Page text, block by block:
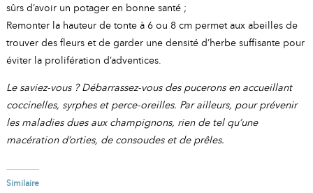
sûrs d’avoir un potager en bonne santé ;
Remonter la hauteur de tonte à 6 ou 8 cm permet aux abeilles de
trouver des fleurs et de garder une densité d’herbe suffisante pour
éviter la prolifération d’adventices.
Le saviez-vous ? Débarrassez-vous des pucerons en accueillant
coccinelles, syrphes et perce-oreilles. Par ailleurs, pour prévenir
les maladies dues aux champignons, rien de tel qu’une
macération d’orties, de consoudes et de prêles.
Similaire